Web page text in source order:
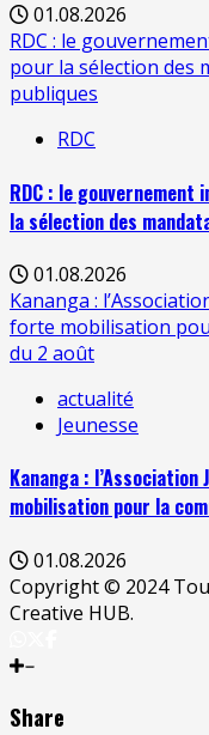
01.08.2026
RDC : le
pour la sélection des
publiques
RDC
RDC : le
la sélection des
01.08.2026
Kananga :
forte mobilisation
du 2 août
actualité
Jeunesse
Kananga :
mobilisation pour la
01.08.2026
Copyright © 2024
Creative HUB.
Share